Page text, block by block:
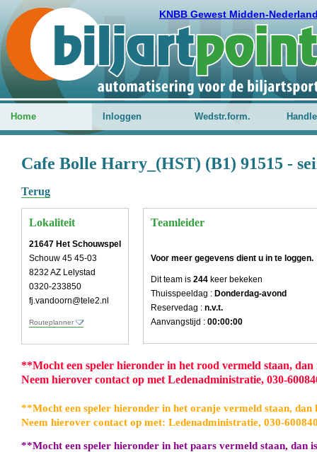
KNBB Gewest Midden-
Home Inloggen Wedstr.form.
Cafe Bolle Harry_(HST) (B1) 91515 -
Terug
Lokaliteit
21647 Het Schouwspel
Schouw 45 45-03
8232 AZ Lelystad
0320-233850
fj.vandoorn@tele2.nl
Routeplanner
Teamleider
Voor meer gegevens dient u in te loggen.
Dit team is 244 keer bekeken
Thuisspeeldag : Donderdag-avond
Reservedag : n.v.t.
Aanvangstijd : 00:00:00
**Mocht een speler hieronder in het rood vermeld staan, dan
Neem hierover contact op met Ledenadministratie, 030-
**Mocht een speler hieronder in het oranje vermeld staan, dan
Neem hierover contact op met: Ledenadministratie, 030-
**Mocht een speler hieronder in het paars vermeld staan, dan